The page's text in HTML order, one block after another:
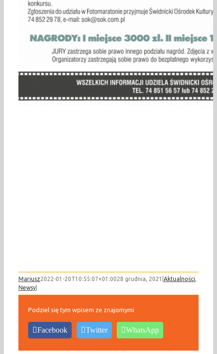
Mariusz2022-01-20T10:55:07+01:0028 grudnia, 2021 Aktualności,
Newsy
Podziel się tym wpisem ze znajomymi
Facebook Twitter WhatsApp